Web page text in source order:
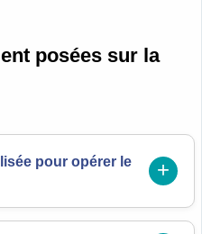
posées sur la
pour opérer le